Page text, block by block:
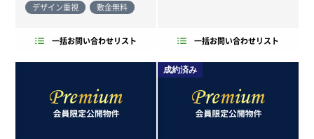
デザイン重視
敷金無料
一括お問い合わせリスト 一括お問い合わせリスト
成約済み